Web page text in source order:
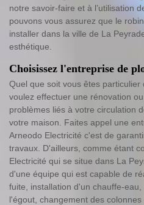
notre savoir-faire et à l’utilisation
pouvons vous assurez que le
installer dans la ville de La
esthétique.
Choisissez l'entreprise de
Quel que soit vous êtes
voulez effectuer une rénovation
problèmes liés à votre circulation
votre maison. Faites appel une
Arneodo Electricité c'est de
travaux. D'ailleurs, comme étant
Electricité qui se situe dans La
d'une équipe qui est capable de
fuite, installation d'un chauffe-
l'égout, changement des